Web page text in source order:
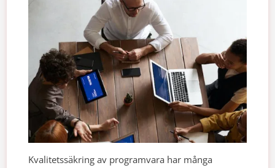
Kvalitetssäkring av programvara har många